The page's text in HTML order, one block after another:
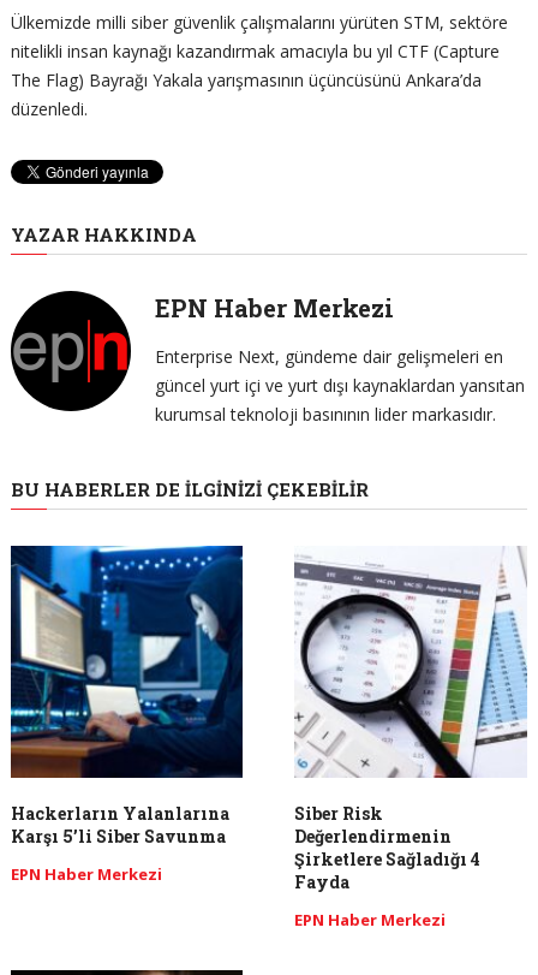
Ülkemizde milli siber güvenlik çalışmalarını yürüten STM, sektöre
nitelikli insan kaynağı kazandırmak amacıyla bu yıl CTF (Capture
The Flag) Bayrağı Yakala yarışmasının üçüncüsünü Ankara’da
düzenledi.
YAZAR HAKKINDA
EPN Haber Merkezi
Enterprise Next, gündeme dair gelişmeleri en
güncel yurt içi ve yurt dışı kaynaklardan yansıtan
kurumsal teknoloji basınının lider markasıdır.
BU HABERLER DE İLGINIZI ÇEKEBILIR
Hackerların Yalanlarına
Karşı 5’li Siber Savunma
EPN Haber Merkezi
Siber Risk
Değerlendirmenin
Şirketlere Sağladığı 4
Fayda
EPN Haber Merkezi